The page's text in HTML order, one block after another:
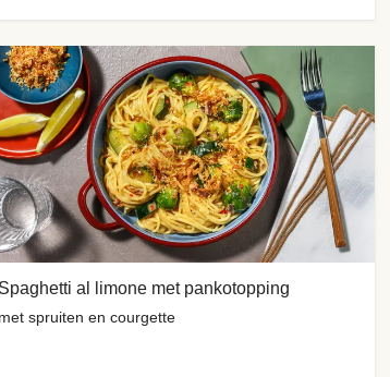
Spaghetti al limone met pankotopping
met spruiten en courgette